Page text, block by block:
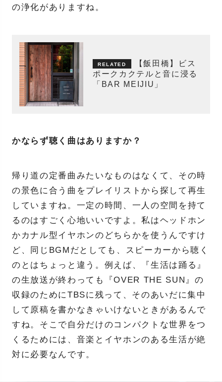
の浄化がありますね。
【飯田橋】ビス
ポークカクテルと音に浸る
「BAR MEIJIU」
かならず聴く曲はありますか？
帰り道の定番曲みたいなものはなくて、その時
の景色に合う曲をプレイリストから探して再生
していますね。一定の時間、一人の空間を持て
るのはすごく心地いいですよ。私はヘッドホン
かカナル型イヤホンのどちらかを使うんですけ
ど、同じBGMだとしても、スピーカーから聴く
のとはちょっと違う。例えば、『生活は踊る』
の生放送が終わっても『OVER THE SUN』の
収録のためにTBSに残って、そのあいだに集中
して原稿を書かなきゃいけないときがあるんで
すね。そこで自分だけのコンパクトな世界をつ
くるためには、音楽とイヤホンのある生活が絶
対に必要なんです。